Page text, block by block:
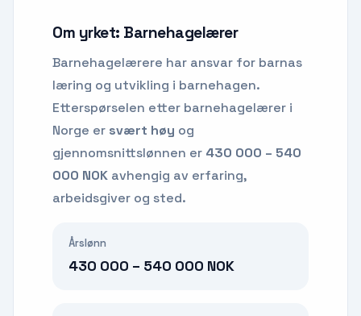
Om yrket: Barnehagelærer
Barnehagelærere har ansvar for barnas
læring og utvikling i barnehagen.
Etterspørselen etter barnehagelærer i
Norge er svært høy og
gjennomsnittslønnen er 430 000 – 540
000 NOK avhengig av erfaring,
arbeidsgiver og sted.
Årslønn
430 000 – 540 000 NOK